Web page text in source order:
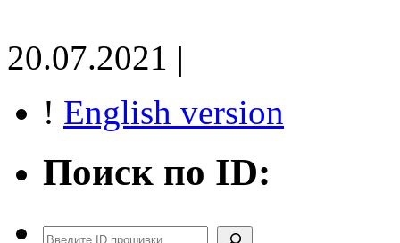
20.07.2021 |
! English version
Поиск по ID:
Поиск